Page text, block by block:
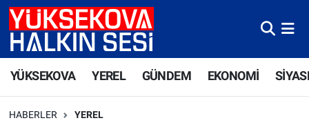
YÜKSEKOVA YEREL GÜNDEM EKONOMİ
HABERLER YEREL
Yüksekova Nöbetçi Eczaneler